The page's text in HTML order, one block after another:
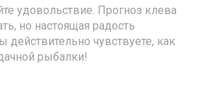
удовольствие. Прогноз клева
но настоящая радость
действительно чувствуете, как
рыбалки!